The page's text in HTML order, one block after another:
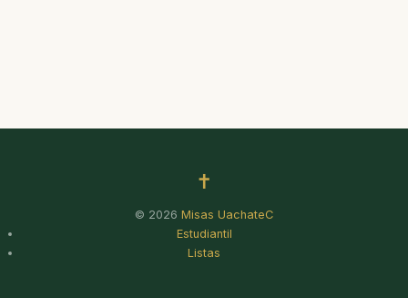
✝
© 2026 Misas UachateC
Estudiantil
Listas